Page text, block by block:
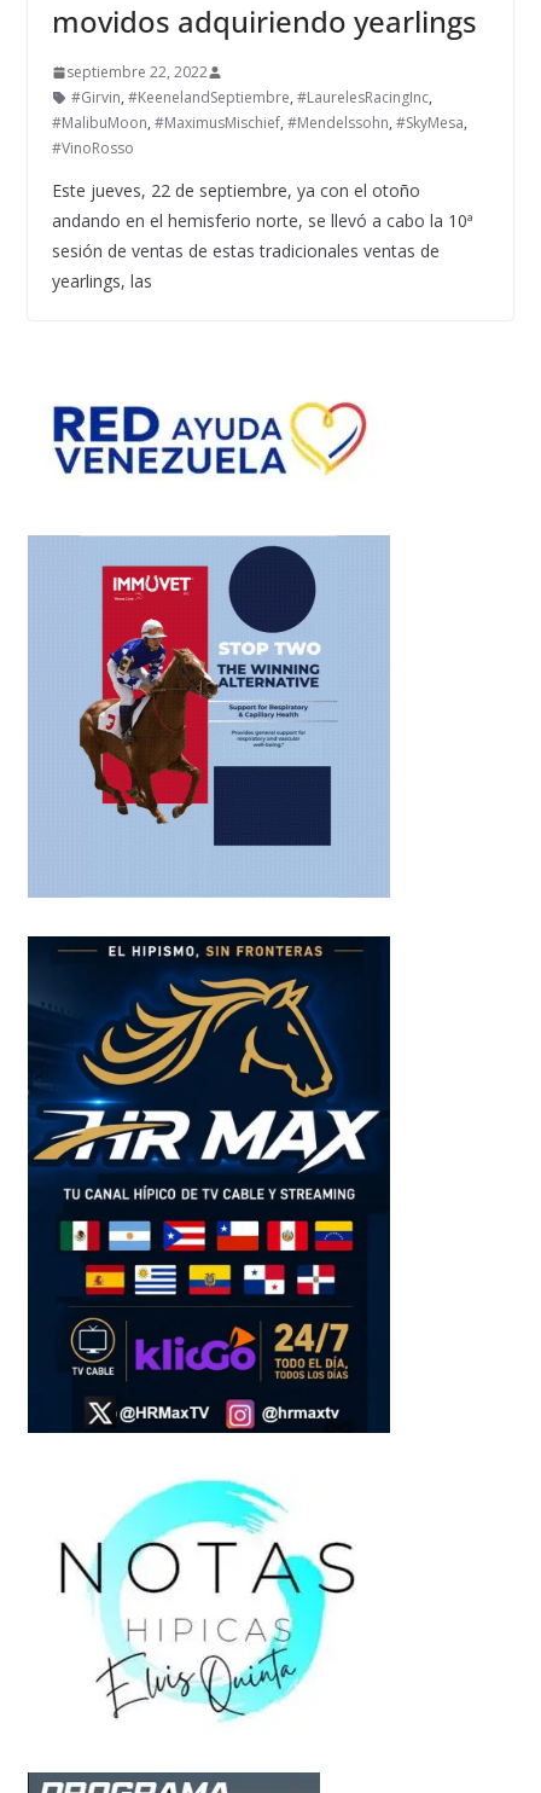
movidos adquiriendo yearlings
septiembre 22, 2022
#Girvin, #KeenelandSeptiembre, #LaurelesRacingInc,
#MalibuMoon, #MaximusMischief, #Mendelssohn, #SkyMesa,
#VinoRosso
Este jueves, 22 de septiembre, ya con el otoño
andando en el hemisferio norte, se llevó a cabo la 10ª
sesión de ventas de estas tradicionales ventas de
yearlings, las